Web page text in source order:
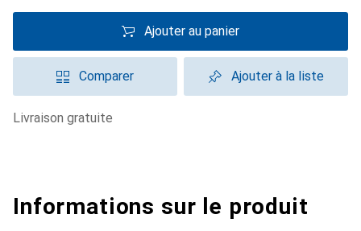
Ajouter au panier
Comparer Ajouter à la liste
livraison gratuite
Informations sur le produit